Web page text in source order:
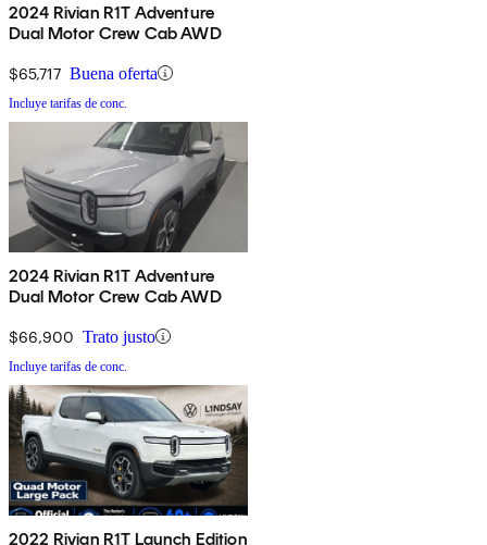
2024 Rivian R1T Adventure
Dual Motor Crew Cab AWD
$65,717 Buena oferta
Incluye tarifas de conc.
2024 Rivian R1T Adventure
Dual Motor Crew Cab AWD
$66,900 Trato justo
Incluye tarifas de conc.
2022 Rivian R1T Launch Edition